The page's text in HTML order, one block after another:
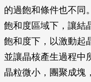
的過飽和條件也不同
飽和度區域下，讓結
飽和度下，以激動起
並讓晶核產生過程中
晶粒微小，團聚成塊